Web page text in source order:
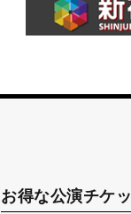
お得な公演チケ